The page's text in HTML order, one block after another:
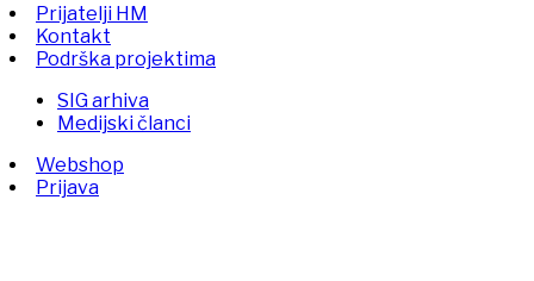
Prijatelji HM
Kontakt
Podrška projektima
SIG arhiva
Medijski članci
Webshop
Prijava